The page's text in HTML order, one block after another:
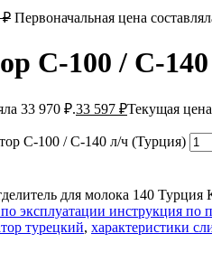
₽ Первоначальная цена
C-100 / С-
33 970 ₽.33 597 ₽Текущая
C-100 / С-140 л/ч (Турция)
для молока 140 Турция
эксплуатации инструкция по
турецкий, характеристики